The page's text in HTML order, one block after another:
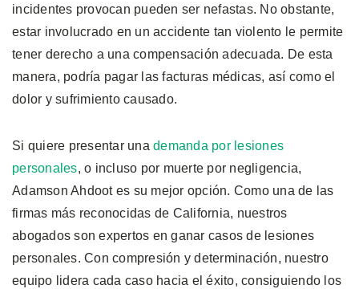
incidentes provocan pueden ser nefastas. No obstante,
estar involucrado en un accidente tan violento le permite
tener derecho a una compensación adecuada. De esta
manera, podría pagar las facturas médicas, así como el
dolor y sufrimiento causado.
Si quiere presentar una demanda por lesiones
personales, o incluso por muerte por negligencia,
Adamson Ahdoot es su mejor opción. Como una de las
firmas más reconocidas de California, nuestros
abogados son expertos en ganar casos de lesiones
personales. Con compresión y determinación, nuestro
equipo lidera cada caso hacia el éxito, consiguiendo los